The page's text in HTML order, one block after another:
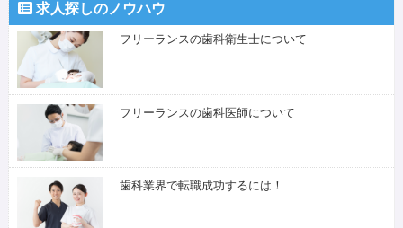
求人探しのノウハウ
フリーランスの歯科衛生士について
フリーランスの歯科医師について
歯科業界で転職成功するには！